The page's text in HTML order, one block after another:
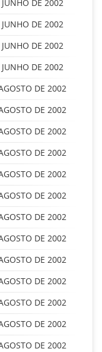
DE 2002
DE 2002
DE 2002
DE 2002
DE 2002
DE 2002
DE 2002
DE 2002
DE 2002
DE 2002
DE 2002
DE 2002
DE 2002
DE 2002
DE 2002
DE 2002
DE 2002